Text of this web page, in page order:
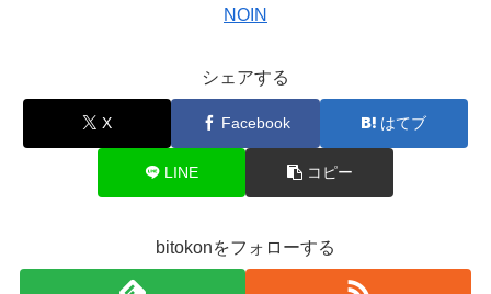
NOIN
シェアする
X Facebook はてブ
LINE コピー
bitokonをフォローする